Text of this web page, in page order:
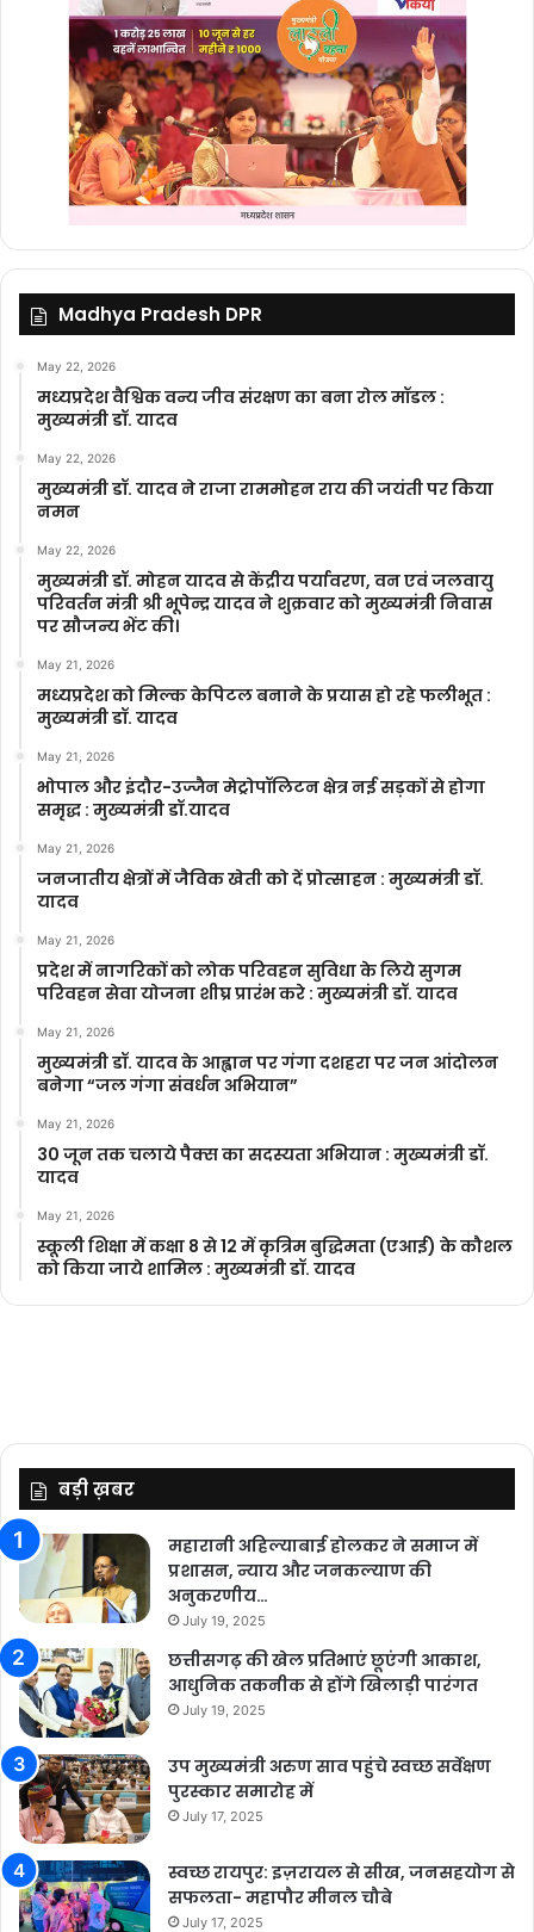
Madhya Pradesh DPR
May 22, 2026
मध्यप्रदेश वैश्विक वन्य जीव संरक्षण का बना रोल मॉडल :
मुख्यमंत्री डॉ. यादव
May 22, 2026
मुख्यमंत्री डॉ. यादव ने राजा राममोहन राय की जयंती पर किया
नमन
May 22, 2026
मुख्यमंत्री डॉ. मोहन यादव से केंद्रीय पर्यावरण, वन एवं जलवायु
परिवर्तन मंत्री श्री भूपेन्द्र यादव ने शुक्रवार को मुख्यमंत्री निवास
पर सौजन्य भेंट की।
May 21, 2026
मध्यप्रदेश को मिल्क केपिटल बनाने के प्रयास हो रहे फलीभूत :
मुख्यमंत्री डॉ. यादव
May 21, 2026
भोपाल और इंदौर-उज्जैन मेट्रोपॉलिटन क्षेत्र नई सड़कों से होगा
समृद्ध : मुख्यमंत्री डॉ.यादव
May 21, 2026
जनजातीय क्षेत्रों में जैविक खेती को दें प्रोत्साहन : मुख्यमंत्री डॉ.
यादव
May 21, 2026
प्रदेश में नागरिकों को लोक परिवहन सुविधा के लिये सुगम
परिवहन सेवा योजना शीघ्र प्रारंभ करे : मुख्यमंत्री डॉ. यादव
May 21, 2026
मुख्यमंत्री डॉ. यादव के आह्वान पर गंगा दशहरा पर जन आंदोलन
बनेगा “जल गंगा संवर्धन अभियान”
May 21, 2026
30 जून तक चलाये पैक्स का सदस्यता अभियान : मुख्यमंत्री डॉ.
यादव
May 21, 2026
स्कूली शिक्षा में कक्षा 8 से 12 में कृ‍त्रिम बुद्धिमता (एआई) के कौशल
को किया जाये शामिल : मुख्यमंत्री डॉ. यादव
बड़ी ख़बर
महारानी अहिल्याबाई होलकर ने समाज में
प्रशासन, न्याय और जनकल्याण की
अनुकरणीय…
July 19, 2025
छत्तीसगढ़ की खेल प्रतिभाएं छूएंगी आकाश,
आधुनिक तकनीक से होंगे खिलाड़ी पारंगत
July 19, 2025
उप मुख्यमंत्री अरुण साव पहुंचे स्वच्छ सर्वेक्षण
पुरस्कार समारोह में
July 17, 2025
स्वच्छ रायपुर: इज़रायल से सीख, जनसहयोग से
सफलता- महापौर मीनल चौबे
July 17, 2025